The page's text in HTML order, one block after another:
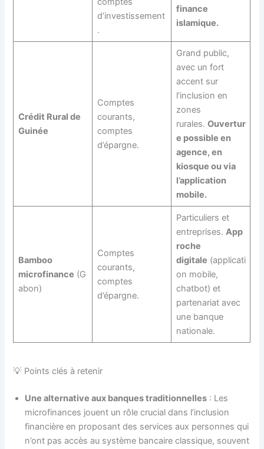
d’investissement
.
finance
islamique.
Crédit Rural de
Guinée
Comptes
courants,
comptes
d’épargne.
Grand public,
avec un fort
accent sur
l’inclusion en
zones
rurales. Ouvertur
e possible en
agence, en
kiosque ou via
l’application
mobile.
Bamboo
microfinance (G
abon)
Comptes
courants,
comptes
d’épargne.
Particuliers et
entreprises. App
roche
digitale (applicati
on mobile,
chatbot) et
partenariat avec
une banque
nationale.
💡 Points clés à retenir
Une alternative aux banques traditionnelles : Les
microfinances jouent un rôle crucial dans l’inclusion
financière en proposant des services aux personnes qui
n’ont pas accès au système bancaire classique, souvent